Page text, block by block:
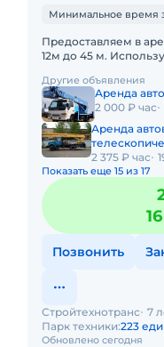
Минимальное время
Предоставляем в
12м до 45 м.
удаленных насе
Другие объявления
Аренда
2 000 ₽ час
Аренда
2 375 ₽ час
Показать еще 15 из 17
Позвонить
Обновлено сегодня
Стройтехнотранс 7
Парк техники:223